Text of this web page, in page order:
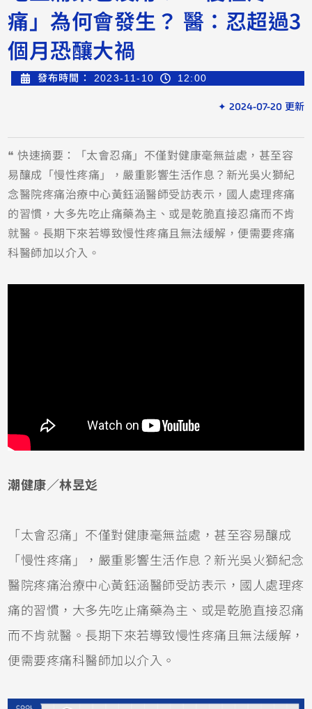
痛」為何會發生？ 醫：忍超過3
個月恐釀大禍
發布時間： 2023-11-10 12:00
✦ 2024-07-20 更新
❝ 快速摘要：「太會忍痛」不僅對健康毫無益處，甚至容
易釀成「慢性疼痛」，嚴重影響生活作息？新光吳火獅紀
念醫院疼痛治療中心黃鈺涵醫師受訪表示，國人處理疼痛
的習慣，大多先吃止痛藥為主、或是乾脆直接忍痛而不肯
就醫。長期下來若導致慢性疼痛且無法緩解，便需要疼痛
科醫師加以介入。
潮健康／林昱彣
「太會忍痛」不僅對健康毫無益處，甚至容易釀成
「慢性疼痛」，嚴重影響生活作息？新光吳火獅紀念
醫院疼痛治療中心黃鈺涵醫師受訪表示，國人處理疼
痛的習慣，大多先吃止痛藥為主、或是乾脆直接忍痛
而不肯就醫。長期下來若導致慢性疼痛且無法緩解，
便需要疼痛科醫師加以介入。